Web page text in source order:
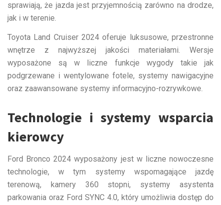
sprawiają, że jazda jest przyjemnością zarówno na drodze,
jak i w terenie.
Toyota Land Cruiser 2024 oferuje luksusowe, przestronne
wnętrze z najwyższej jakości materiałami. Wersje
wyposażone są w liczne funkcje wygody takie jak
podgrzewane i wentylowane fotele, systemy nawigacyjne
oraz zaawansowane systemy informacyjno-rozrywkowe.
Technologie i systemy wsparcia
kierowcy
Ford Bronco 2024 wyposażony jest w liczne nowoczesne
technologie, w tym systemy wspomagające jazdę
terenową, kamery 360 stopni, systemy asystenta
parkowania oraz Ford SYNC 4.0, który umożliwia dostęp do